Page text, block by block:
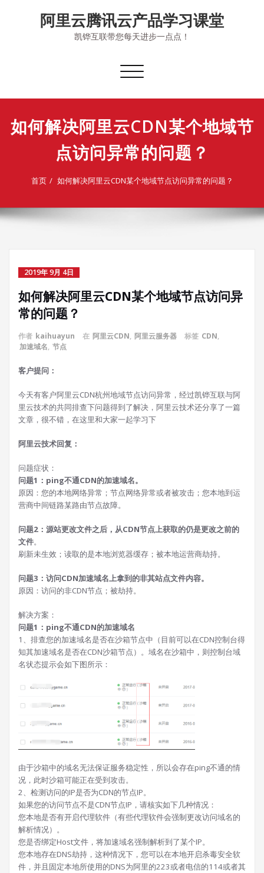
阿里云腾讯云产品学习课堂
凯铧互联带您每天进步一点点！
切
导
如何解决阿里云CDN某个地域节
点访问异常的问题？
首页 如何解决阿里云CDN某个地域节点访问异常的问题？
2019年 9月 4日
如何解决阿里云CDN某个地域节点访问异
常的问题？
作者 kaihuayun 在 阿里云CDN, 阿里云服务器 标签 CDN,
加速域名, 节点
客户提问：
今天有客户阿里云CDN杭州地域节点访问异常，经过凯铧互联与阿
里云技术的共同排查下问题得到了解决，阿里云技术还分享了一篇
文章，很不错，在这里和大家一起学习下
阿里云技术回复：
问题症状：
问题1：ping不通CDN的加速域名。
原因：您的本地网络异常；节点网络异常或者被攻击；您本地到运
营商中间链路某路由节点故障。
问题2：源站更改文件之后，从CDN节点上获取的仍是更改之前的
文件。
刷新未生效；读取的是本地浏览器缓存；被本地运营商劫持。
问题3：访问CDN加速域名上拿到的非其站点文件内容。
原因：访问的非CDN节点；被劫持。
解决方案：
问题1：ping不通CDN的加速域名
1、排查您的加速域名是否在沙箱节点中（目前可以在CDN控制台得
知其加速域名是否在CDN沙箱节点）。域名在沙箱中，则控制台域
名状态提示会如下图所示：
由于沙箱中的域名无法保证服务稳定性，所以会存在ping不通的情
况，此时沙箱可能正在受到攻击。
2、检测访问的IP是否为CDN的节点IP。
如果您的访问节点不是CDN节点IP，请核实如下几种情况：
您本地是否有开启代理软件（有些代理软件会强制更改访问域名的
解析情况）。
您是否绑定Host文件，将加速域名强制解析到了某个IP。
您本地存在DNS劫持，这种情况下，您可以在本地开启杀毒安全软
件，并且固定本地所使用的DNS为阿里的223或者电信的114或者其